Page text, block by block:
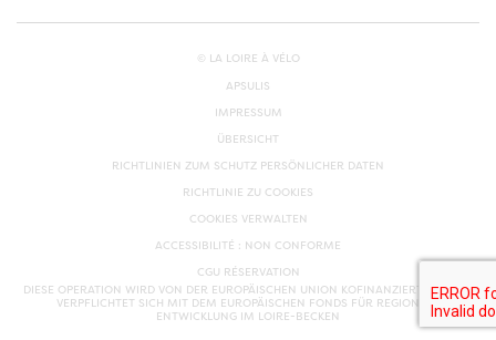
© LA LOIRE À VÉLO
APSULIS
IMPRESSUM
ÜBERSICHT
RICHTLINIEN ZUM SCHUTZ PERSÖNLICHER DATEN
RICHTLINIE ZU COOKIES
COOKIES VERWALTEN
ACCESSIBILITÉ : NON CONFORME
CGU RÉSERVATION
DIESE OPERATION WIRD VON DER EUROPÄISCHEN UNION KOFINANZIERT. EUROPA
VERPFLICHTET SICH MIT DEM EUROPÄISCHEN FONDS FÜR REGIONALE
ENTWICKLUNG IM LOIRE-BECKEN